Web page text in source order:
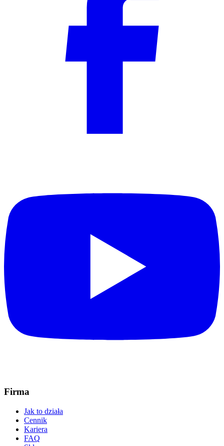
Firma
Jak to działa
Cennik
Kariera
FAQ